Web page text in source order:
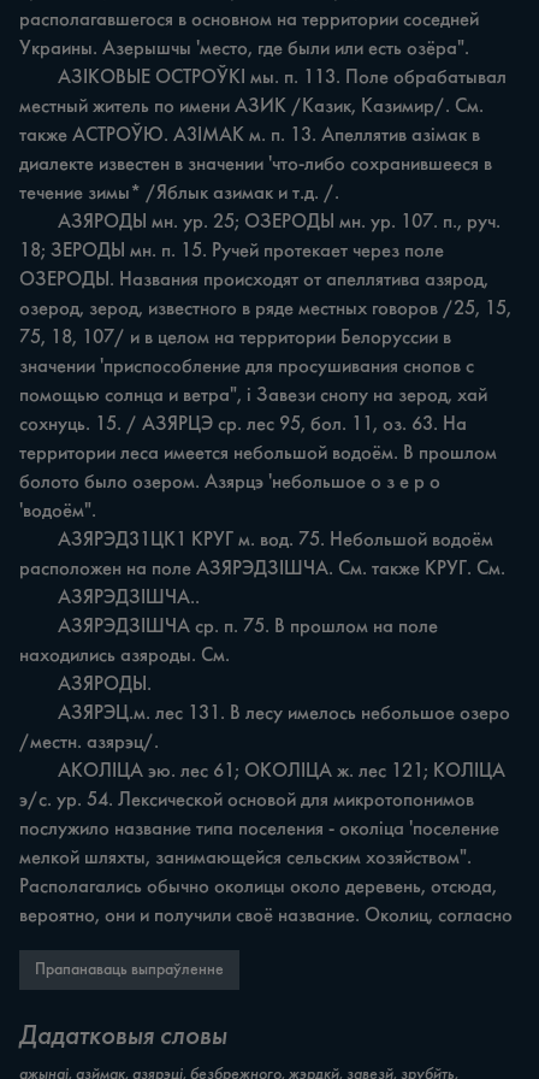
располагавшегося в основном на территории соседней
Украины. Азерышчы 'место, где были или есть озёра".
местный житель по имени АЗИК /Казик, Казимир/. См.
также АСТРОЎЮ. A3IMAK м. п. 13. Апеллятив азімак в
диалекте известен в значении 'что-либо сохранившееся в
течение зимы* /Яблык азимак и т.д. /.
18; ЗЕРОДЫ мн. п. 15. Ручей протекает через поле
ОЗЕРОДЫ. Названия происходят от апеллятива азярод,
озерод, зерод, известного в ряде местных говоров /25, 15,
75, 18, 107/ и в целом на территории Белоруссии в
значении 'приспособление для просушивания снопов с
помощью солнца и ветра", i Завези снопу на зерод, хай
сохнуць. 15. / АЗЯРЦЭ ср. лес 95, бол. 11, оз. 63. На
территории леса имеется небольшой водоём. В прошлом
болото было озером. Азярцэ 'небольшое о з е р о
'водоём".
расположен на поле АЗЯРЭДЗІШЧА. См. также КРУГ. См.
находились азяроды. См.
/местн. азярэц/.
э/с. ур. 54. Лексической основой для микротопонимов
послужило название типа поселения - околіца 'поселение
мелкой шляхты, занимающейся сельским хозяйством".
Располагались обычно околицы около деревень, отсюда,
вероятно, они и получили своё название. Околиц, согласно
Прапанаваць выпраўленне
Дадатковыя словы
ажынаі, азймак, азярэці, безбрежного, жэрдкй, завезй, зрубйть,